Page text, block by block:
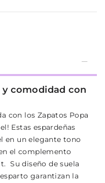
comodidad con
con los Zapatos Popa
Estas espardeñas
en un elegante tono
el complemento
Su diseño de suela
garantizan la